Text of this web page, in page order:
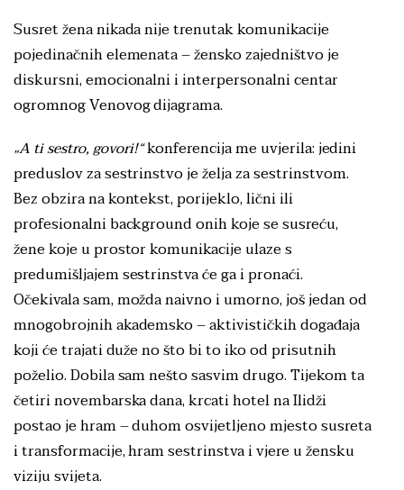
Susret žena nikada nije trenutak komunikacije
pojedinačnih elemenata – žensko zajedništvo je
diskursni, emocionalni i interpersonalni centar
ogromnog Venovog dijagrama.
„A ti sestro, govori!“konferencija me uvjerila: jedini
preduslov za sestrinstvo je želja za sestrinstvom.
Bez obzira na kontekst, porijeklo, lični ili
profesionalni background onih koje se susreću,
žene koje u prostor komunikacije ulaze s
predumišljajem sestrinstva će ga i pronaći.
Očekivala sam, možda naivno i umorno, još jedan od
mnogobrojnih akademsko – aktivističkih događaja
koji će trajati duže no što bi to iko od prisutnih
poželio. Dobila sam nešto sasvim drugo. Tijekom ta
četiri novembarska dana, krcati hotel na Ilidži
postao je hram – duhom osvijetljeno mjesto susreta
i transformacije, hram sestrinstva i vjere u žensku
viziju svijeta.